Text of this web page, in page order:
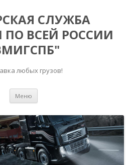
СЛУЖБА
ПО ВСЕЙ РОССИИ
любых грузов!
Меню